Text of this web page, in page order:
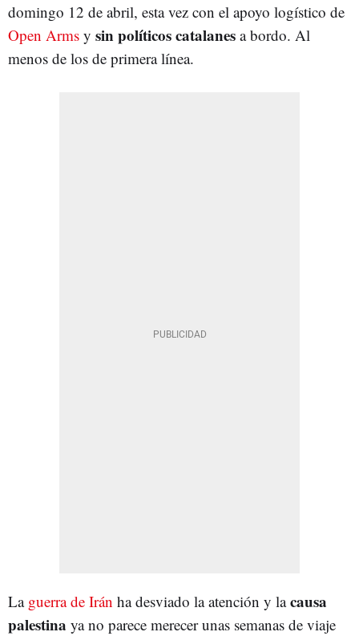
domingo 12 de abril, esta vez con el apoyo logístico de
Open Arms y sin políticos catalanes a bordo. Al
menos de los de primera línea.
La guerra de Irán ha desviado la atención y lacausa
palestina ya no parece merecer unas semanas de viaje